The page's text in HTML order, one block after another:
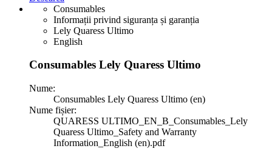
Consumables
Informații privind siguranța și garanția
Lely Quaress Ultimo
English
Consumables Lely Quaress Ultimo
Nume:
Consumables Lely Quaress Ultimo (en)
Nume fișier:
QUARESS ULTIMO_EN_B_Consumables_Lely
Quaress Ultimo_Safety and Warranty
Information_English (en).pdf